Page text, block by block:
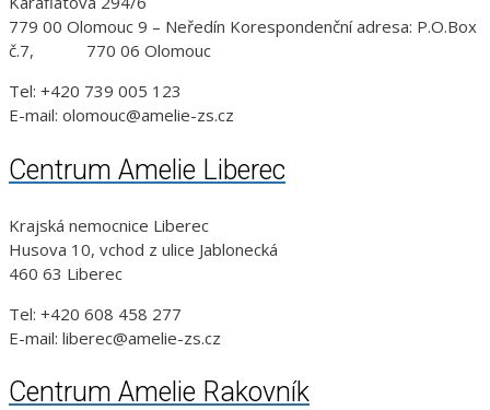
779 00 Olomouc 9 – Neředín Korespondenční adresa: P.O.Box
č.7, 770 06 Olomouc
Tel: +420 739 005 123
E-mail: olomouc@amelie-zs.cz
Centrum Amelie Liberec
Krajská nemocnice Liberec
Husova 10, vchod z ulice Jablonecká
460 63 Liberec
Tel: +420 608 458 277
E-mail: liberec@amelie-zs.cz
Centrum Amelie Rakovník